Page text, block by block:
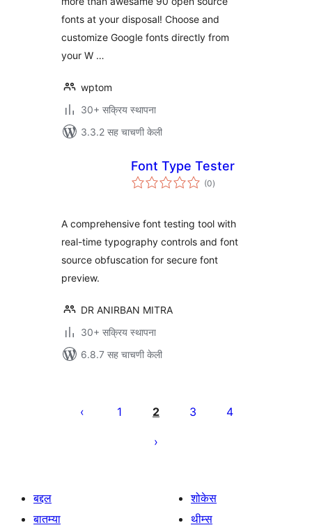
fonts at your disposal! Choose and
customize Google fonts directly from
your W …
wptom
30+ सक्रिय स्थापना
3.3.2 सह चाचणी केली
Font Type Tester
(0एकूण
मूल्यांकन
)
A comprehensive font testing tool with
real-time typography controls and font
source obfuscation for secure font
preview.
DR ANIRBAN MITRA
30+ सक्रिय स्थापना
6.8.7 सह चाचणी केली
पृष्ठांकन
1 2 3 4
बद्दल
बातम्या
शोकेस
थीम्स